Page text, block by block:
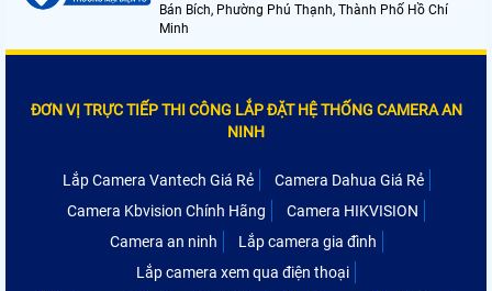
Bán Bích, Phường Phú Thạnh, Thành Phố Hồ Chí
Minh
ĐƠN VỊ TRỰC TIẾP THI CÔNG LẮP ĐẶT HỆ THỐNG CAMERA AN
NINH
Lắp Camera Vantech Giá Rẻ
Camera Dahua Giá Rẻ
Camera Kbvision Chính Hãng
Camera HIKVISION
Camera an ninh
Lắp camera gia đình
Lắp camera xem qua điện thoại